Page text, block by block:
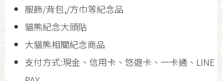
服飾/背包,/方巾等紀念品
貓熊紀念大頭貼
大貓熊相關紀念商品
支付方式:現金、信用卡、悠遊卡、一卡通、LINE